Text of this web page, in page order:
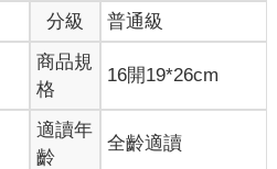
分級 普通級
商品規
格
16開19*26cm
適讀年
齡
全齡適讀